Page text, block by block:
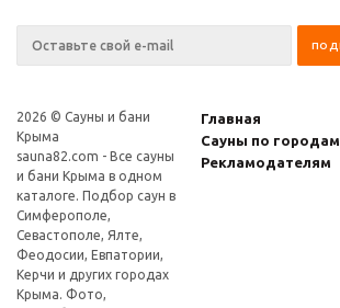
2026 © Сауны и бани
Крыма
sauna82.com - Все сауны
и бани Крыма в одном
каталоге. Подбор саун в
Симферополе,
Севастополе, Ялте,
Феодосии, Евпатории,
Керчи и других городах
Крыма. Фото,
Главная
Сауны по городам
Рекламодателям